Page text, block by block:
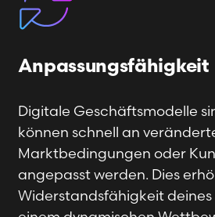
Anpassungsfähigkeit
Digitale Geschäftsmodelle
können schnell an
Marktbedingungen oder
angepasst werden. Dies
Widerstandsfähigkeit